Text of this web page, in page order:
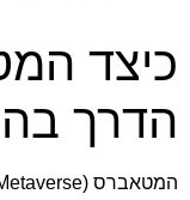
כיצד
הדרך בה